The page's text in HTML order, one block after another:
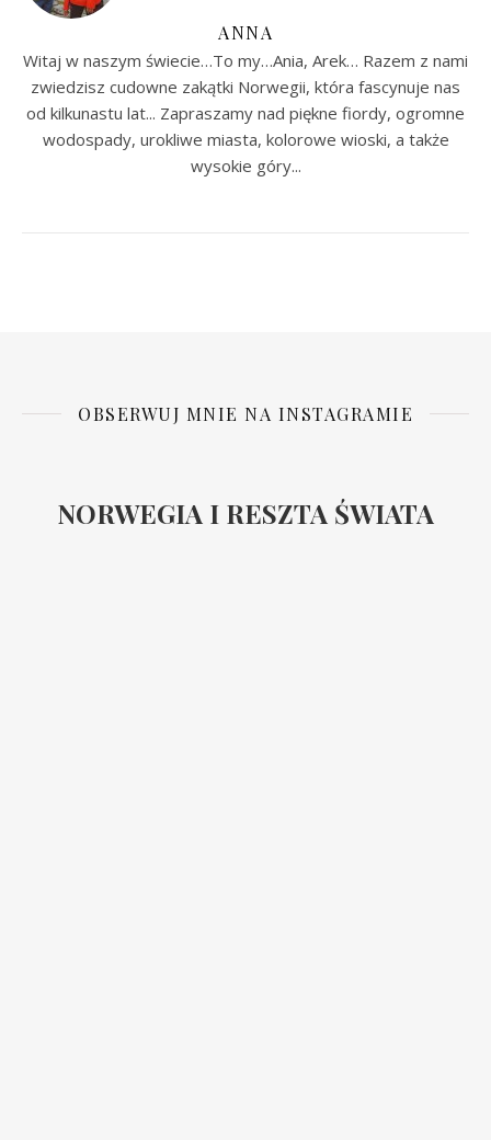
ANNA
Witaj w naszym świecie…To my…Ania, Arek… Razem z nami
zwiedzisz cudowne zakątki Norwegii, która fascynuje nas
od kilkunastu lat... Zapraszamy nad piękne fiordy, ogromne
wodospady, urokliwe miasta, kolorowe wioski, a także
wysokie góry...
OBSERWUJ MNIE NA INSTAGRAMIE
NORWEGIA I RESZTA ŚWIATA